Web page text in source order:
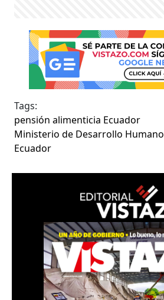
Tags:
pensión alimenticia Ecuador
Ministerio de Desarrollo Humano
Ecuador